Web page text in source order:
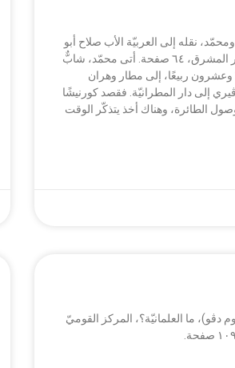
٢٠١٨، بيار ومحمّد، نقله إلى العربيّة الأب صلاح أبو
جودة اليسوعيّ، بيروت: دار المشرق، ٦٤ صفحة. أتى محمّد، شابٌّ
ربيعًا، إلى مطار وهران
إلى دار المطرانيّة. فقصد كورنيشًا
الطائرة، وهناك أخذ يتذكّر الوقت
دڤو)، ما العلمانيّة؟، المركز القوميّ